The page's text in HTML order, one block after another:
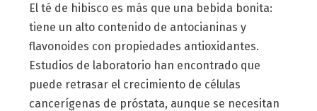
El té de hibisco es más que una bebida bonita:
tiene un alto contenido de antocianinas y
flavonoides con propiedades antioxidantes.
Estudios de laboratorio han encontrado que
puede retrasar el crecimiento de células
cancerígenas de próstata, aunque se necesitan